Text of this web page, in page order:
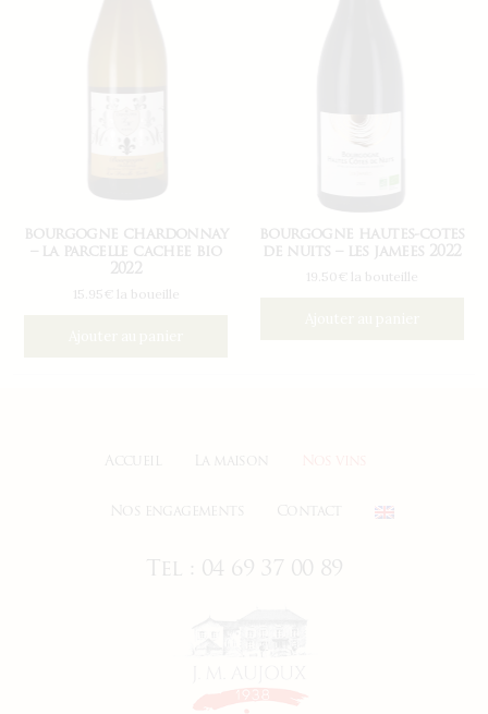
bourgogne chardonnay
– la parcelle cachee bio
2022
15.95€ la boueille
bourgogne hautes-cotes
de nuits – les jamees 2022
19.50€ la bouteille
Accueil La maison
Nos engagements Contact
Tel : 04 69 37 00 89